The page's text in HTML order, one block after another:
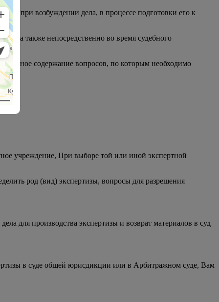
при возбуждении дела, в процессе подготовки его к
а также непосредственно во время судебного
содержание вопросов, по которым необходимо
учреждение, При выборе той или иной экспертной
род (вид) экспертизы, вопросы для разрешения
для производства экспертизы и возврат материалов в суд
в суде общей юрисдикции или в Арбитражном суде, Вам